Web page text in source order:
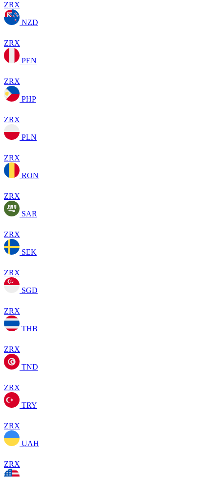
ZRX
NZD
ZRX
PEN
ZRX
PHP
ZRX
PLN
ZRX
RON
ZRX
SAR
ZRX
SEK
ZRX
SGD
ZRX
THB
ZRX
TND
ZRX
TRY
ZRX
UAH
ZRX